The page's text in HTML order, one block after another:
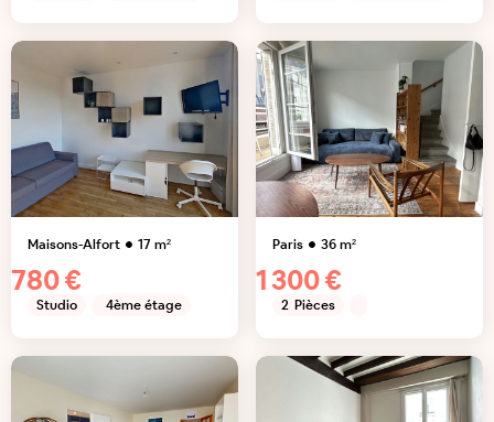
Maisons-Alfort 17m²
780 €
Studio 4ème étage
Paris 36m²
1 300 €
2 Pièces